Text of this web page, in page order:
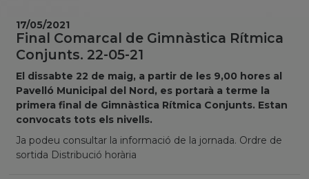
Final Comarcal de Gimnàstica Rítmica
Conjunts. 22-05-21
El dissabte 22 de maig, a partir de les 9,00 hores al
Pavelló Municipal del Nord, es portarà a terme la
primera final de Gimnàstica Rítmica Conjunts. Estan
convocats tots els nivells.
Ja podeu consultar la informació de la jornada. Ordre de
sortida Distribució horària
17/05/2021